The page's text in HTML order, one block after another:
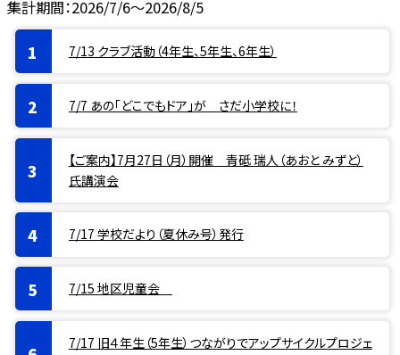
集計期間：2026/7/6～2026/8/5
7/13 クラブ活動（4年生、5年生、6年生）
7/7 あの「どこでもドア」が さだ小学校に！
【ご案内】7月27日（月）開催 青砥 瑞人（あおと みずと）
氏講演会
7/17 学校だより（夏休み号）発行
7/15 地区児童会
7/17 旧４年生（5年生）つながりでアップサイクルプロジェ